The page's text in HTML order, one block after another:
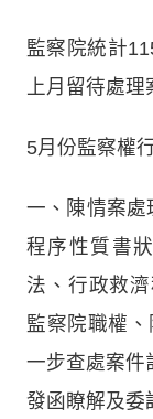
監察院統計
上月留待處
5月份監察權
一、陳情案處
程序性質書
法、行政救
監察院職權
一步查處案件
發函瞭解及委